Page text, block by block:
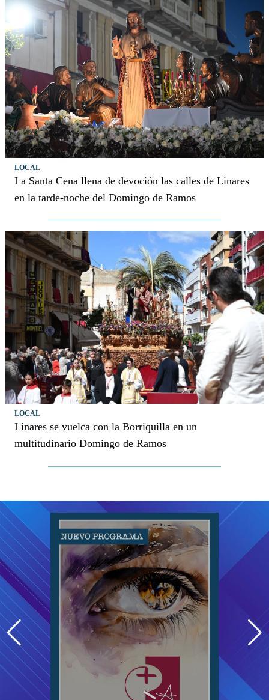
LOCAL
La Santa Cena llena de devoción las calles de Linares
en la tarde-noche del Domingo de Ramos
LOCAL
Linares se vuelca con la Borriquilla en un
multitudinario Domingo de Ramos